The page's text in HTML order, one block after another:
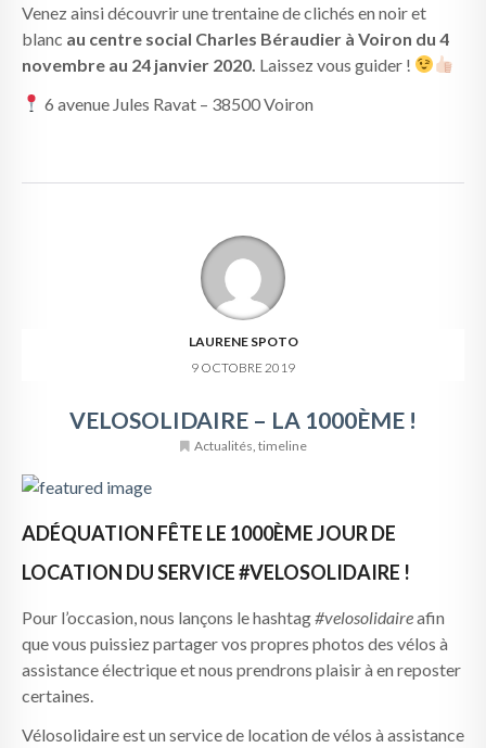
Venez ainsi découvrir une trentaine de clichés en noir et
blanc au centre social Charles Béraudier à Voiron du 4
novembre au 24 janvier 2020. Laissez vous guider !
6 avenue Jules Ravat – 38500 Voiron
LAURENE SPOTO
9 OCTOBRE 2019
VELOSOLIDAIRE – LA 1000ÈME !
Actualités timeline
ADÉQUATION FÊTE LE 1000ÈME JOUR DE
LOCATION DU SERVICE #VELOSOLIDAIRE !
Pour l’occasion, nous lançons le hashtag#velosolidaireafin
que vous puissiez partager vos propres photos des vélos à
assistance électrique et nous prendrons plaisir à en reposter
certaines.
Vélosolidaire est un service de location de vélos à assistance